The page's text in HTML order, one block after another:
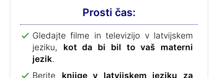
Prosti čas:
Gledajte filme in televizijo v latvijskem
jeziku, kot da bi bil to vaš materni
jezik.
Berite knjige v latvijskem jeziku za